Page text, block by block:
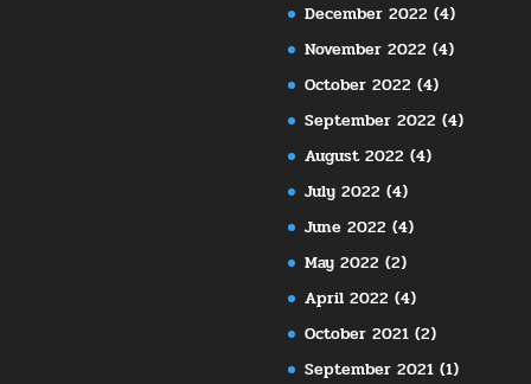
December 2022 (4)
November 2022 (4)
October 2022 (4)
September 2022 (4)
August 2022 (4)
July 2022 (4)
June 2022 (4)
May 2022 (2)
April 2022 (4)
October 2021 (2)
September 2021 (1)